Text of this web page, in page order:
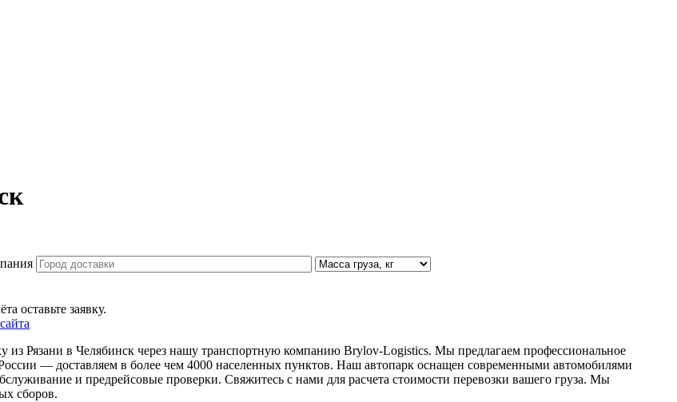
оставьте заявку.
из Рязани в Челябинск через нашу транспортную компанию Brylov-Logistics. Мы предлагаем профессиональное
— доставляем в более чем 4000 населенных пунктов. Наш автопарк оснащен современными автомобилями
и предрейсовые проверки. Свяжитесь с нами для расчета стоимости перевозки вашего груза. Мы
сборов.